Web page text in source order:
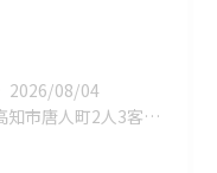
2026/08/04
高知市唐人町2人3客です🌿